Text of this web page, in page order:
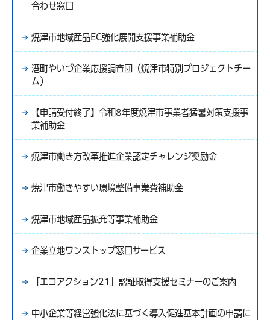
合わせ窓口
焼津市地域産品EC強化展開支援事業補助金
港町やいづ企業応援調査団（焼津市特別プロジェクトチー
ム）
【申請受付終了】令和8年度焼津市事業者猛暑対策支援事
業補助金
焼津市働き方改革推進企業認定チャレンジ奨励金
焼津市働きやすい環境整備事業費補助金
焼津市地域産品拡充等事業補助金
企業立地ワンストップ窓口サービス
「エコアクション21」認証取得支援セミナーのご案内
中小企業等経営強化法に基づく導入促進基本計画の申請に